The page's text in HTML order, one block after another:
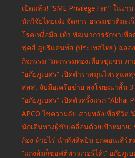
เปิดแล้ว! “SME Privilege Fair” ในงา
นักวิจัยไทยเจ๋ง​ จัดการ ธรรมชาติมะเ
โรคเหงื่อมือ-เท้า พัฒนาการรักษาเพื่อ
ฟุคส์ ลูบริแคนท์ส (ประเทศไทย) ฉลอ
กิจกรรม “มหกรรมท่องเที่ยวชุมชน ภา
“อภัยภูเบศร” เปิดตำราสมุนไพรดูแล
สสส. จับมือเครือข่าย ส่งโฆษณาสั้น 3
“อภัยภูเบศร” เปิดตัวครั้งแรก “Abhai
APCO ไขความลับ สามพลังเพื่อชีวิต ‘
นักเดินทางผู้ขับเคลื่อนด้วยเป้าหมาย:
ก้อง ห้วยไร่ นำทัพศิลปิน ยกคอนเสิร์
“แกงส้มก็ซอฟต์พาวเวอร์ได้!” อภัยภูเ